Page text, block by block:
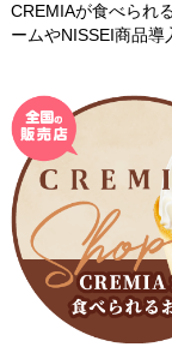
CREMIAが食べられ
ームやNISSEI商品導